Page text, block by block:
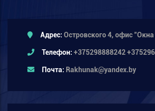
Адрес: Островского 4, офис
Телефон: +375298888242
Почта: Rakhunak@yandex.by